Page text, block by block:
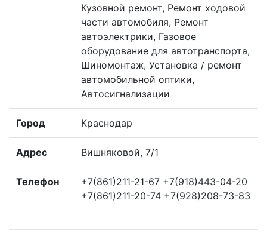
Кузовной ремонт, Ремонт ходовой
части автомобиля, Ремонт
автоэлектрики, Газовое
оборудование для автотранспорта,
Шиномонтаж, Установка / ремонт
автомобильной оптики,
Автосигнализации
Город Краснодар
Адрес Вишняковой, 7/1
Телефон
+7(861)211-21-67 +7(918)443-04-20
+7(861)211-20-74 +7(928)208-73-83